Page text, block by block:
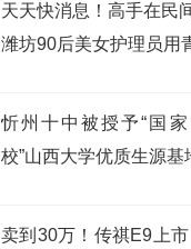
天天快消息！高手在民
潍坊90后美女护理员用
忻州十中被授予“国家
校”山西大学优质生源基
卖到30万！传祺E9上